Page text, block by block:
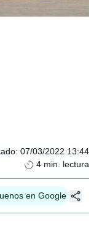
: 07/03/2022 13:44
4 min. lectura
en Google